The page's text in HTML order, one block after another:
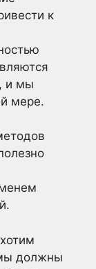
к
и мы
мере.
должны